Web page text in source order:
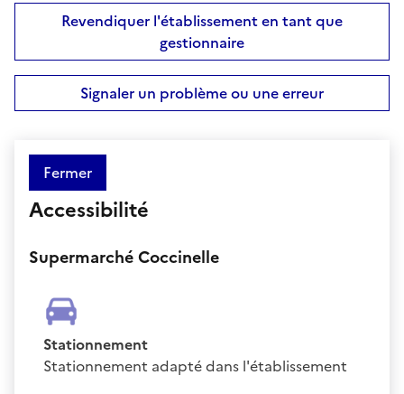
Revendiquer l'établissement en tant que
gestionnaire
Signaler un problème ou une erreur
Fermer
Accessibilité
Supermarché Coccinelle
Stationnement
Stationnement adapté dans l'établissement